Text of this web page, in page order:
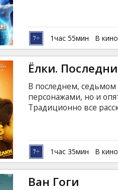
большом стадионе
галактике -
русском языке с
1час 55мин В
Ёлки.
В последнем,
персонажами, но и
Традиционно все
латышском языке.
1час 35мин В
Ван Гоги